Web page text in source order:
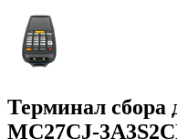
Терминал сбора
MC27CJ-